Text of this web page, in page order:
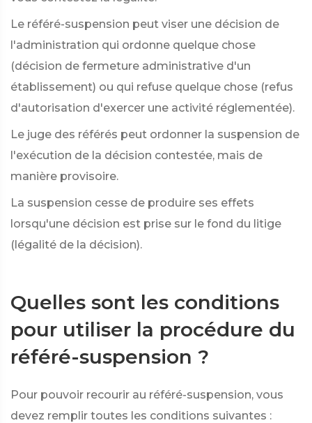
Le référé-suspension peut viser une décision de
l'administration qui ordonne quelque chose
(décision de fermeture administrative d'un
établissement) ou qui refuse quelque chose (refus
d'autorisation d'exercer une activité réglementée).
Le juge des référés peut ordonner la suspension de
l'exécution de la décision contestée, mais de
manière provisoire.
La suspension cesse de produire ses effets
lorsqu'une décision est prise sur le fond du litige
(légalité de la décision).
Quelles sont les conditions
pour utiliser la procédure du
référé-suspension ?
Pour pouvoir recourir au référé-suspension, vous
devez remplir toutes les conditions suivantes :